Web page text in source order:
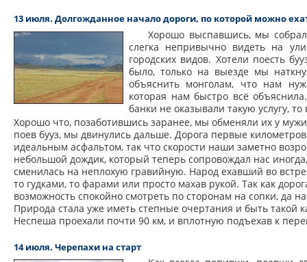
13 июля. Долгожданное начало дороги, по которой можно
Хорошо выспавшись, мы
слегка непривычно видеть на
городских видов. Хотели поесть
было, только на выезде мы
объяснить монголам, что нам
которая нам быстро всё
банки не оказывали такую услугу,
Хорошо что, позаботившись заранее, мы обменяли их у
поев бууз, мы двинулись дальше. Дорога первые
идеальным асфальтом, так что скорости наши заметно
небольшой дождик, который теперь сопровождал нас
сменилась на неплохую гравийную. Народ ехавший во
то гудками, то фарами или просто махав рукой. Так как
возможность спокойно смотреть по сторонам на сопки, да
Природа стала уже иметь степные очертания и быть
Неспеша проехали почти 90 км, и вплотную подъехав к
14 июля. Черепахи на старт